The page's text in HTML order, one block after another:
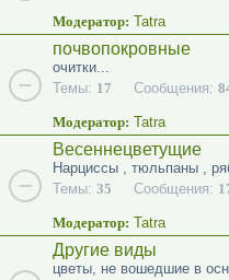
Модератор: Tatra
почвопокровные
очитки...
Темы: 17 Сообщения:
Модератор: Tatra
Весеннецветущие
Нарциссы , тюльпаны ,
Темы: 35 Сообщения:
Модератор: Tatra
Другие виды
цветы, не вошедшие в